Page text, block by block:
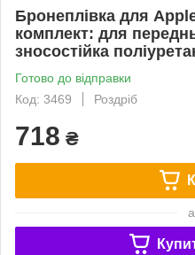
Бронеплівка для
комплект: для
зносостійка
Готово до відправки
Код: 3469
Роздріб
718 ₴